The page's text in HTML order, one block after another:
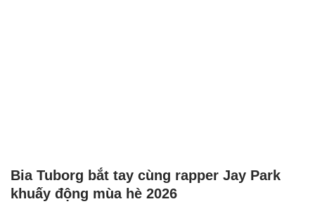
Bia Tuborg bắt tay cùng rapper Jay Park
khuấy động mùa hè 2026